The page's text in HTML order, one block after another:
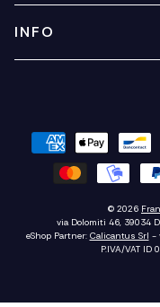
INFO
© 2026
via Dolomiti 46, 39034
eShop Partner: Calicantus Srl -
P.IVA/VAT ID